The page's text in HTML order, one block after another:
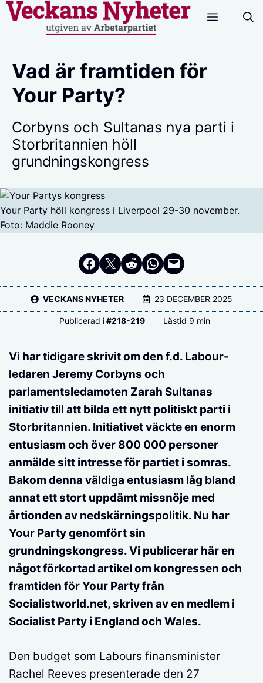
Hoppa
Meny
Vad är framtiden för
Your Party?
Corbyns och Sultanas nya parti i
Storbritannien höll
grundningskongress
Your Party höll kongress i Liverpool 29-30 november.
Foto: Maddie Rooney
Dela på Facebook
Dela på Twitter
Dela på RedditDela i WhatsApp
Maila en länk
VECKANS NYHETER 23 DECEMBER 2025
Publicerad i #218-219 Lästid 9 min
Vi har tidigare skrivit om den f.d. Labour-
ledaren Jeremy Corbyns och
parlamentsledamoten Zarah Sultanas
initiativ till att bilda ett nytt politiskt parti i
Storbritannien. Initiativet väckte en enorm
entusiasm och över 800 000 personer
anmälde sitt intresse för partiet i somras.
Bakom denna väldiga entusiasm låg bland
annat ett stort uppdämt missnöje med
årtionden av nedskärningspolitik. Nu har
Your Party genomfört sin
grundningskongress. Vi publicerar här en
något förkortad artikel om kongressen och
framtiden för Your Party från
Socialistworld.net, skriven av en medlem i
Socialist Party i England och Wales.
Den budget som Labours finansminister
Rachel Reeves presenterade den 27